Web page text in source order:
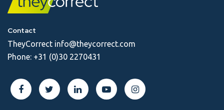
Contact
TheyCorrect info@theycorrect.com
Phone: +31 (0)30 2270431